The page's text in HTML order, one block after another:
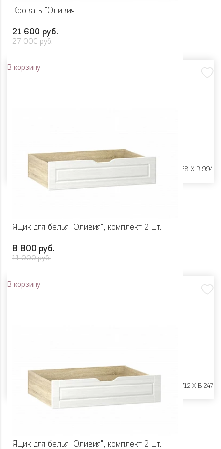
Кровать "Оливия"
21 600 руб.
27 000 руб.
В корзину
Размеры: Ш 1290 X Г 2058 X В 994
Ящик для белья "Оливия", комплект 2 шт.
8 800 руб.
11 000 руб.
В корзину
Размеры: Ш 994 X Г 712 X В 247
Ящик для белья "Оливия", комплект 2 шт.